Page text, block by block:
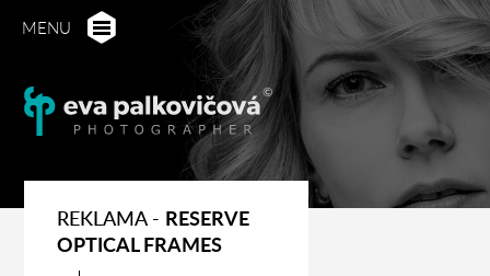
MENU
REKLAMA - RESERVE
OPTICAL FRAMES